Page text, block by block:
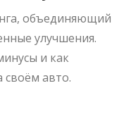
объединяющий
улучшения.
и как
своём авто.